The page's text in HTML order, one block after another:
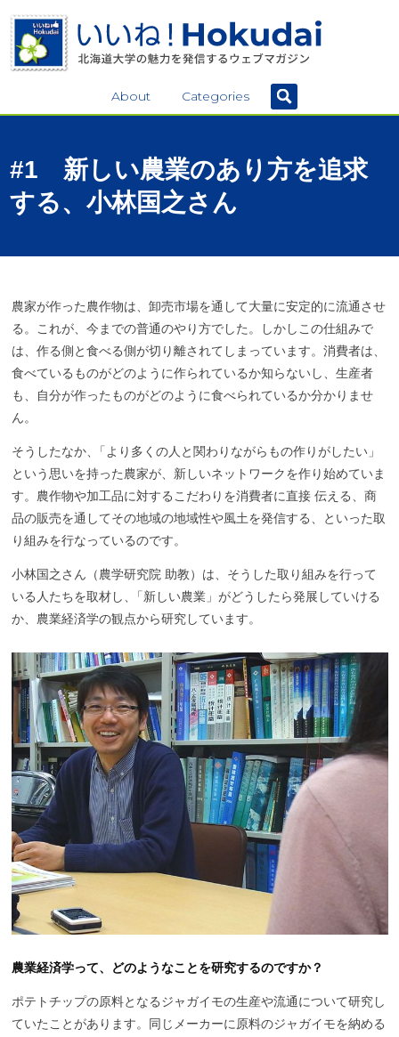
About Categories
#1 新しい農業のあり 方を追求
する、 小林国之さん
農家が作った農作物は、卸売市場を通して大量に安定的に流通させ
る。これが、今までの普通のやり方でした。しかしこの仕組みで
は、作る側と食べる側が切り離されてしまっています。消費者は、
食べているものがどのように作られているか知らないし、生産者
も、自分が作ったものがどのように食べられているか分かりませ
ん。
そうしたなか、
「より多くの人と関わりながらもの作りがしたい」
という思いを持った農家が、新しいネットワークを作り始めていま
す。農作物や加工品に対するこだわりを消費者に直接 伝える、商
品の販売を通してその地域の地域性や風土を発信する、といった取
り組みを行なっているのです。
小林国之さん（農学研究院 助教）は、そうした取り組みを行って
いる人たちを取材し
「新しい農業」がどうしたら発展していける
か、農業経済学の観点から研究しています。
農業経済学って、どのようなことを研究するのですか？
ポテトチップの原料となるジャガイモの生産や流通について研究し
ていたことがあります。同じメーカーに原料のジャガイモを納める